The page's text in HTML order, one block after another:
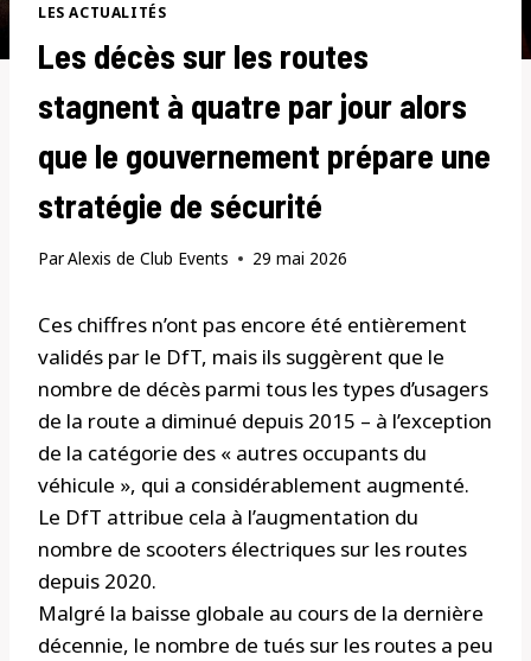
LES ACTUALITÉS
Les décès sur les routes
stagnent à quatre par jour alors
que le gouvernement prépare une
stratégie de sécurité
ParAlexis de Club Events 29 mai 2026
Ces chiffres n’ont pas encore été entièrement
validés par le DfT, mais ils suggèrent que le
nombre de décès parmi tous les types d’usagers
de la route a diminué depuis 2015 – à l’exception
de la catégorie des « autres occupants du
véhicule », qui a considérablement augmenté.
Le DfT attribue cela à l’augmentation du
nombre de scooters électriques sur les routes
depuis 2020.
Malgré la baisse globale au cours de la dernière
décennie, le nombre de tués sur les routes a peu